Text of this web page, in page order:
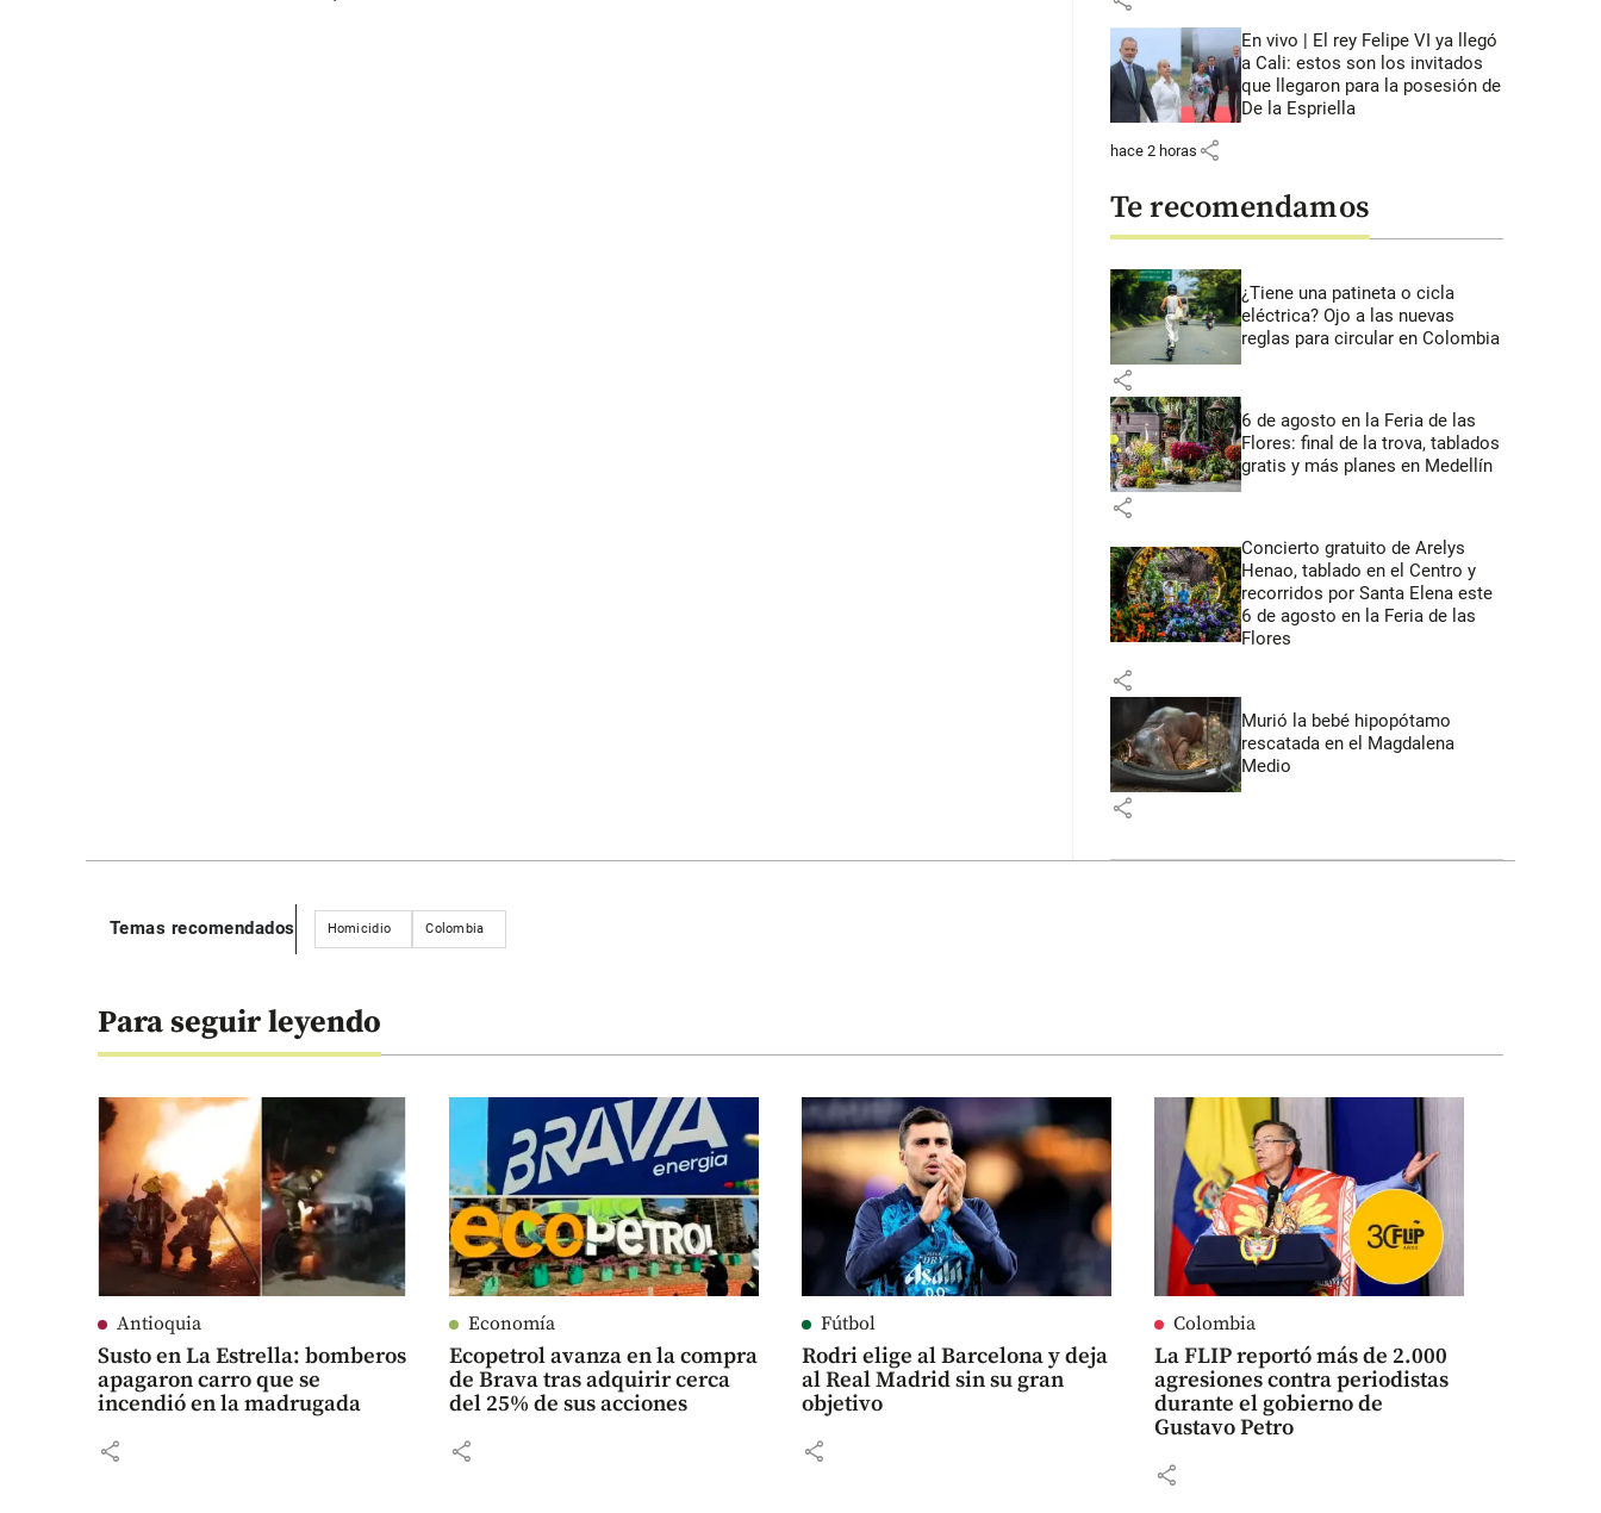
En vivo | El rey Felipe VI ya llegó
a Cali: estos son los invitados
que llegaron para la posesión de
De la Espriella
hace 2 horas share
Te recomendamos
¿Tiene una patineta o cicla
eléctrica? Ojo a las nuevas
reglas para circular en Colombia
share
6 de agosto en la Feria de las
Flores: final de la trova, tablados
gratis y más planes en Medellín
share
Concierto gratuito de Arelys
Henao, tablado en el Centro y
recorridos por Santa Elena este
6 de agosto en la Feria de las
Flores
share
Murió la bebé hipopótamo
rescatada en el Magdalena
Medio
share
Temas recomendados Homicidio Colombia
Para seguir leyendo
Antioquia
Susto en La Estrella: bomberos
apagaron carro que se
incendió en la madrugada
share
Economía
Ecopetrol avanza en la compra
de Brava tras adquirir cerca
del 25% de sus acciones
share
Fútbol
Rodri elige al Barcelona y deja
al Real Madrid sin su gran
objetivo
share
Colombia
La FLIP reportó más de 2.000
agresiones contra periodistas
durante el gobierno de
Gustavo Petro
share